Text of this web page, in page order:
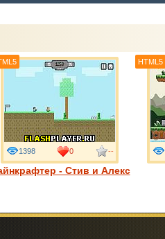
- Стив и Алекс
1398 0 --
HTML5